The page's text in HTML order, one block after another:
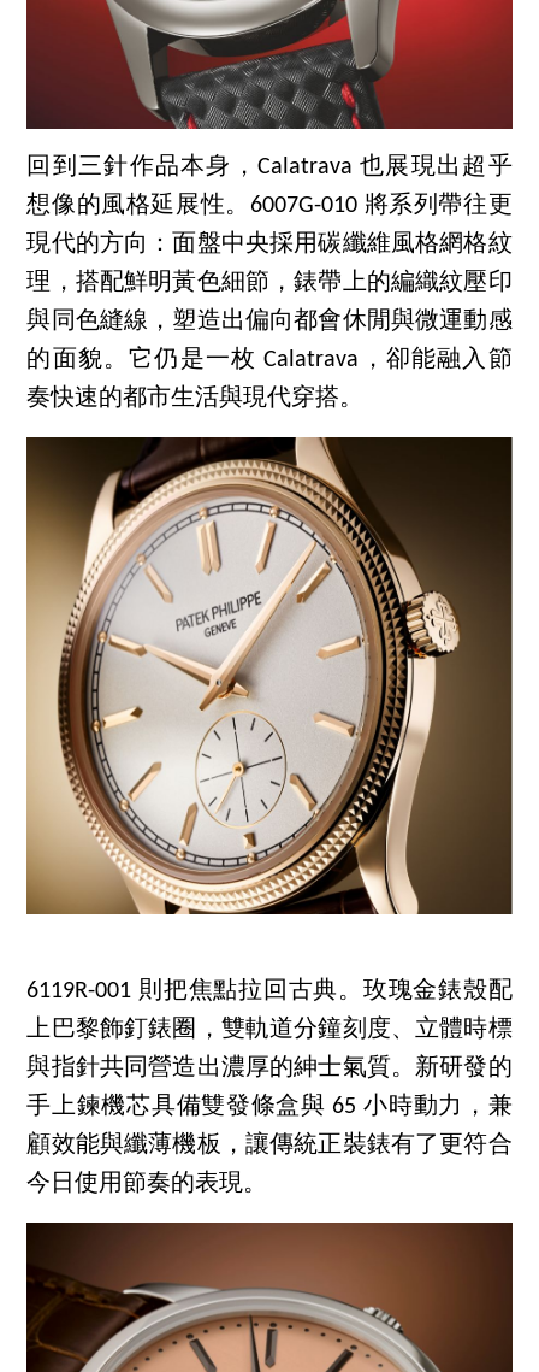
回到三針作品本身，Calatrava 也展現出超乎
想像的風格延展性。6007G-010 將系列帶往更
現代的方向：面盤中央採用碳纖維風格網格紋
理，搭配鮮明黃色細節，錶帶上的編織紋壓印
與同色縫線，塑造出偏向都會休閒與微運動感
的面貌。它仍是一枚 Calatrava，卻能融入節
奏快速的都市生活與現代穿搭。
6119R-001 則把焦點拉回古典。玫瑰金錶殼配
上巴黎飾釘錶圈，雙軌道分鐘刻度、立體時標
與指針共同營造出濃厚的紳士氣質。新研發的
手上鍊機芯具備雙發條盒與 65 小時動力，兼
顧效能與纖薄機板，讓傳統正裝錶有了更符合
今日使用節奏的表現。